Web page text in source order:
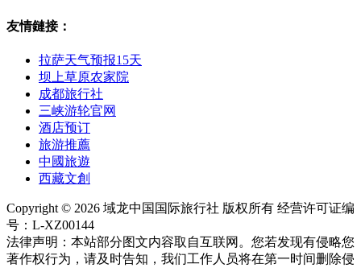
友情鏈接：
拉萨天气预报15天
坝上草原农家院
成都旅行社
三峡游轮官网
酒店预订
旅游推薦
中國旅遊
西藏文創
Copyright © 2026 域龙中国国际旅行社 版权所有 经营许可证编
号：L-XZ00144
法律声明：本站部分图文内容取自互联网。您若发现有侵略您
著作权行为，请及时告知，我们工作人员将在第一时间删除侵